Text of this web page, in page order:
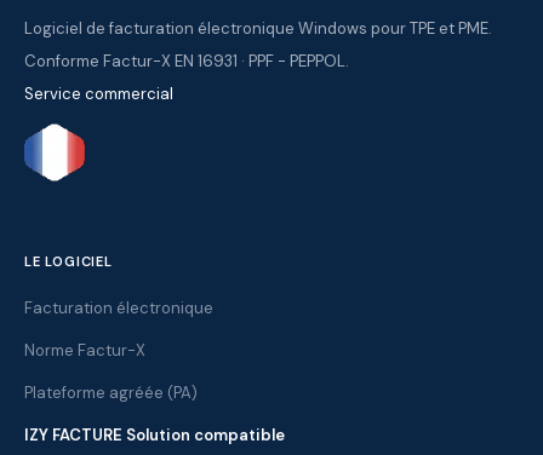
Logiciel de facturation électronique Windows pour TPE et PME.
Conforme Factur-X EN 16931 · PPF - PEPPOL.
Service commercial
LE LOGICIEL
Facturation électronique
Norme Factur-X
Plateforme agréée (PA)
IZY FACTURE Solution compatible